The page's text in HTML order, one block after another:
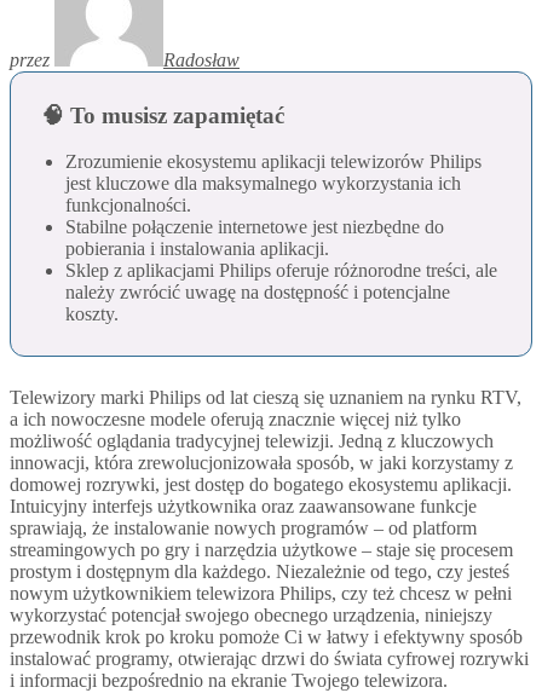
przez Radosław
🧠 To musisz zapamiętać
Zrozumienie ekosystemu aplikacji telewizorów Philips
jest kluczowe dla maksymalnego wykorzystania ich
funkcjonalności.
Stabilne połączenie internetowe jest niezbędne do
pobierania i instalowania aplikacji.
Sklep z aplikacjami Philips oferuje różnorodne treści, ale
należy zwrócić uwagę na dostępność i potencjalne
koszty.
Telewizory marki Philips od lat cieszą się uznaniem na rynku RTV,
a ich nowoczesne modele oferują znacznie więcej niż tylko
możliwość oglądania tradycyjnej telewizji. Jedną z kluczowych
innowacji, która zrewolucjonizowała sposób, w jaki korzystamy z
domowej rozrywki, jest dostęp do bogatego ekosystemu aplikacji.
Intuicyjny interfejs użytkownika oraz zaawansowane funkcje
sprawiają, że instalowanie nowych programów – od platform
streamingowych po gry i narzędzia użytkowe – staje się procesem
prostym i dostępnym dla każdego. Niezależnie od tego, czy jesteś
nowym użytkownikiem telewizora Philips, czy też chcesz w pełni
wykorzystać potencjał swojego obecnego urządzenia, niniejszy
przewodnik krok po kroku pomoże Ci w łatwy i efektywny sposób
instalować programy, otwierając drzwi do świata cyfrowej rozrywki
i informacji bezpośrednio na ekranie Twojego telewizora.